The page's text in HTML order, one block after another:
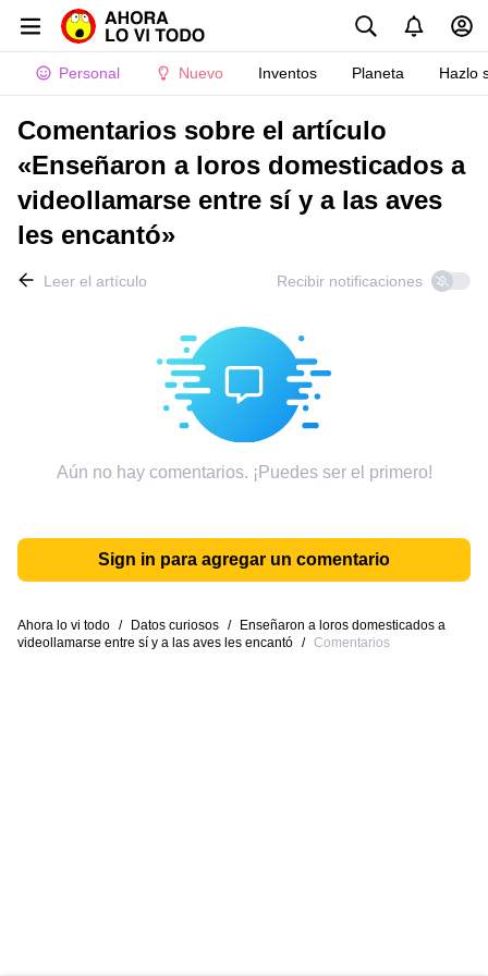
Personal Nuevo Inventos Planeta Hazlo
Comentarios sobre el artículo
«Enseñaron a loros domesticados a
videollamarse entre sí y a las aves
les encantó»
Leer el artículo Recibir notificaciones
Aún no hay comentarios. ¡Puedes ser el primero!
Sign in para agregar un comentario
Ahora lo vi todo / Datos curiosos /
Enseñaron a loros domesticados a
videollamarse entre sí y a las aves les encantó / Comentarios